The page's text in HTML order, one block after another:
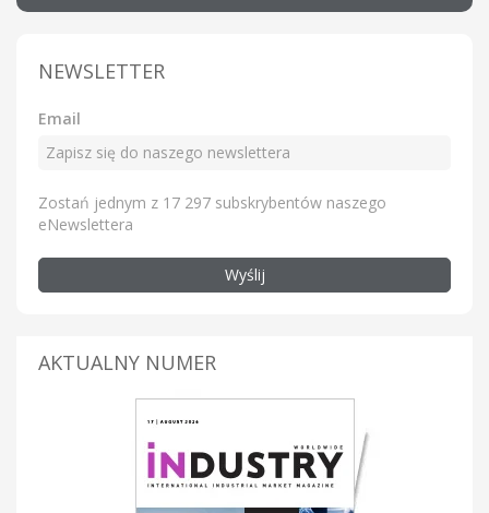
NEWSLETTER
Email
Zostań jednym z 17 297 subskrybentów naszego
eNewslettera
Wyślij
AKTUALNY NUMER